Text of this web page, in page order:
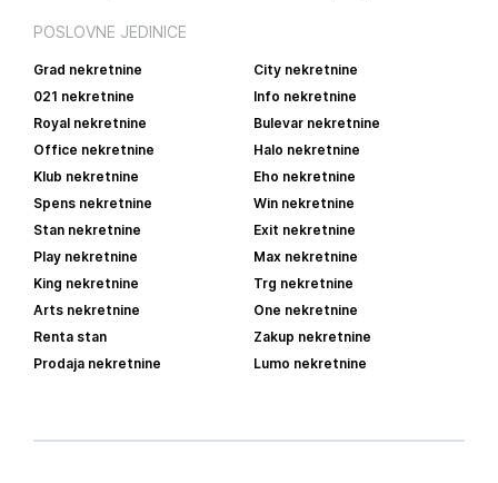
POSLOVNE JEDINICE
Grad nekretnine
City nekretnine
021 nekretnine
Info nekretnine
Royal nekretnine
Bulevar nekretnine
Office nekretnine
Halo nekretnine
Klub nekretnine
Eho nekretnine
Spens nekretnine
Win nekretnine
Stan nekretnine
Exit nekretnine
Play nekretnine
Max nekretnine
King nekretnine
Trg nekretnine
Arts nekretnine
One nekretnine
Renta stan
Zakup nekretnine
Prodaja nekretnine
Lumo nekretnine